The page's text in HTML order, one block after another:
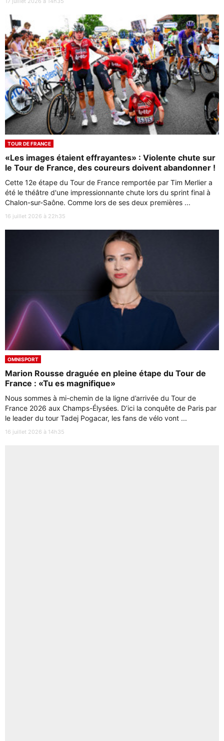
TOUR DE FRANCE
«Les images étaient effrayantes» : Violente chute sur
le Tour de France, des coureurs doivent abandonner !
Cette 12e étape du Tour de France remportée par Tim Merlier a
été le théâtre d'une impressionnante chute lors du sprint final à
Chalon-sur-Saône. Comme lors de ses deux premières ...
16 juillet 2026 à 22h35
OMNISPORT
Marion Rousse draguée en pleine étape du Tour de
France : «Tu es magnifique»
Nous sommes à mi-chemin de la ligne d’arrivée du Tour de
France 2026 aux Champs-Élysées. D’ici la conquête de Paris par
le leader du tour Tadej Pogacar, les fans de vélo vont ...
16 juillet 2026 à 14h35